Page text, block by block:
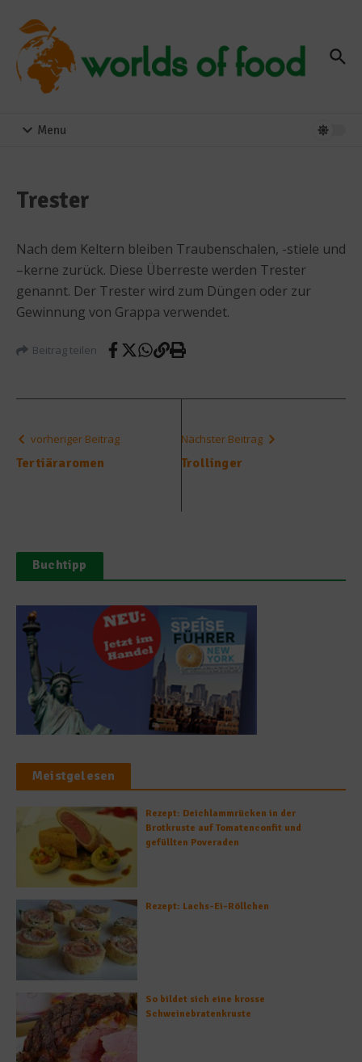
Menu
Trester
Nach dem Keltern bleiben Traubenschalen, -stiele und
–kerne zurück. Diese Überreste werden Trester
genannt. Der Trester wird zum Düngen oder zur
Gewinnung von Grappa verwendet.
Beitrag teilen
vorheriger Beitrag
Tertiäraromen
Nächster Beitrag
Trollinger
Buchtipp
Meistgelesen
Rezept: Deichlammrücken in der
Brotkruste auf Tomatenconfit und
gefüllten Poveraden
Rezept: Lachs-Ei-Röllchen
So bildet sich eine krosse
Schweinebratenkruste